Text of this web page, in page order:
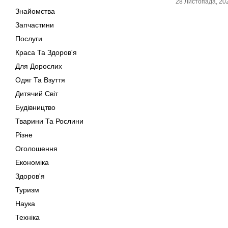
Знайомства
Запчастини
Послуги
Краса Та Здоров'я
Для Дорослих
Одяг Та Взуття
Дитячий Світ
Будівництво
Тварини Та Рослини
Різне
Оголошення
Економіка
Здоров'я
Туризм
Наука
Техніка
28 Листопада,